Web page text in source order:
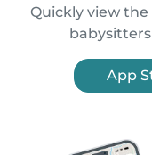
Quickly view
App